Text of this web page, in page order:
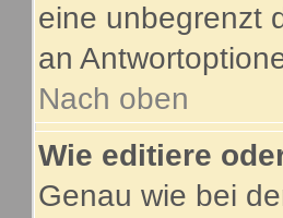
eine unbegrenzt
an
Nach oben
Wie editiere
Genau wie bei